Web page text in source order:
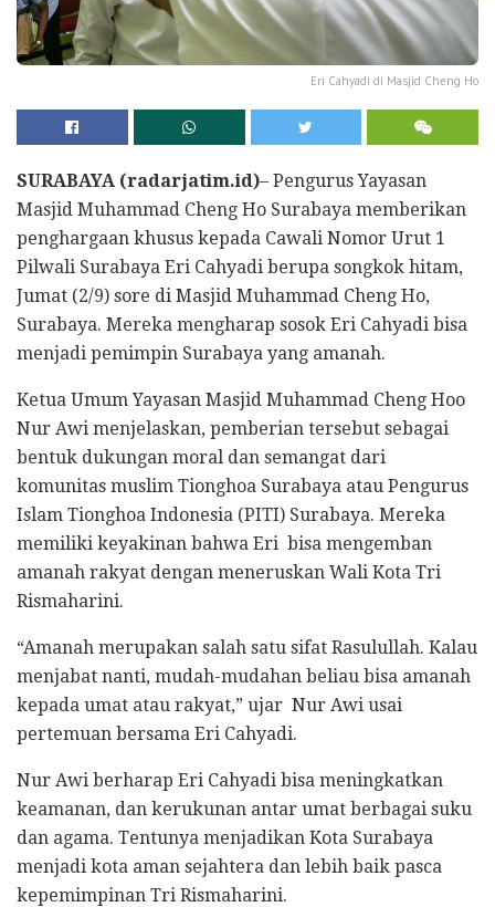
Eri Cahyadi di Masjid Cheng Ho
SURABAYA (radarjatim.id)– Pengurus Yayasan
Masjid Muhammad Cheng Ho Surabaya memberikan
penghargaan khusus kepada Cawali Nomor Urut 1
Pilwali Surabaya Eri Cahyadi berupa songkok hitam,
Jumat (2/9) sore di Masjid Muhammad Cheng Ho,
Surabaya. Mereka mengharap sosok Eri Cahyadi bisa
menjadi pemimpin Surabaya yang amanah.
Ketua Umum Yayasan Masjid Muhammad Cheng Hoo
Nur Awi menjelaskan, pemberian tersebut sebagai
bentuk dukungan moral dan semangat dari
komunitas muslim Tionghoa Surabaya atau Pengurus
Islam Tionghoa Indonesia (PITI) Surabaya. Mereka
memiliki keyakinan bahwa Eri bisa mengemban
amanah rakyat dengan meneruskan Wali Kota Tri
Rismaharini.
“Amanah merupakan salah satu sifat Rasulullah. Kalau
menjabat nanti, mudah-mudahan beliau bisa amanah
kepada umat atau rakyat,” ujar Nur Awi usai
pertemuan bersama Eri Cahyadi.
Nur Awi berharap Eri Cahyadi bisa meningkatkan
keamanan, dan kerukunan antar umat berbagai suku
dan agama. Tentunya menjadikan Kota Surabaya
menjadi kota aman sejahtera dan lebih baik pasca
kepemimpinan Tri Rismaharini.